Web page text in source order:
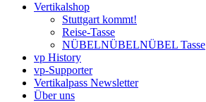
Vertikalshop
Stuttgart kommt!
Reise-Tasse
NÜBELNÜBELNÜBEL Tasse
vp History
vp-Supporter
Vertikalpass Newsletter
Über uns